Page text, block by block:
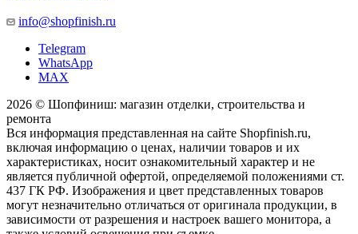
info@shopfinish.ru
Telegram
WhatsApp
MAX
2026 © Шопфиниш: магазин отделки, строительства и
ремонта
Вся информация представленная на сайте Shopfinish.ru,
включая информацию о ценах, наличии товаров и их
характеристиках, носит ознакомительный характер и не
является публичной офертой, определяемой положениями ст.
437 ГК РФ. Изображения и цвет представленных товаров
могут незначительно отличаться от оригинала продукции, в
зависимости от разрешения и настроек вашего монитора, а